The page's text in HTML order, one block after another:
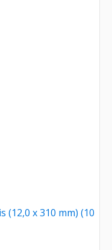
(12,0 x 310 mm) (10